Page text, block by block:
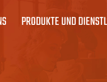
PRODUKTE UND